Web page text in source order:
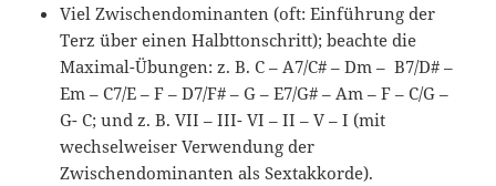
Viel Zwischendominanten (oft: Einführung der
Terz über einen Halbttonschritt); beachte die
Maximal-Übungen: z. B. C – A7/C# – Dm – B7/D# –
Em – C7/E – F – D7/F# – G – E7/G# – Am – F – C/G –
G- C; und z. B. VII – III- VI – II – V – I (mit
wechselweiser Verwendung der
Zwischendominanten als Sextakkorde).